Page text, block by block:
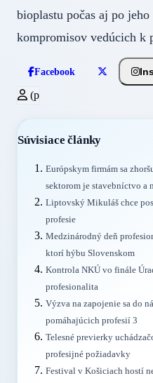
bioplastu počas aj po
kompromisov vedúcich k
Facebook
(p
Súvisiace články
Európskym firmám sa
sektorom je stavebníctvo a
Liptovský Mikuláš chce
profesie
Medzinárodný deň
ktorí hýbu Slovenskom
Kontrola NKÚ vo finále
profesionalita
Výzva na zapojenie sa do
pomáhajúcich profesií 3
Telesné previerky
profesijné požiadavky
Festival v Košiciach hostí